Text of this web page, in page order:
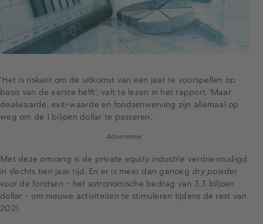
‘Het is riskant om de uitkomst van een jaar te voorspellen op
basis van de eerste helft’, valt te lezen in het rapport. ‘Maar
dealwaarde, exit-waarde en fondsenwerving zijn allemaal op
weg om de 1 biljoen dollar te passeren.’
Advertentie
Met deze omvang is de private equity industrie verdrievoudigd
in slechts tien jaar tijd. En er is meer dan genoeg dry powder
voor de fondsen – het astronomische bedrag van 3,3 biljoen
dollar - om nieuwe activiteiten te stimuleren tijdens de rest van
2021.